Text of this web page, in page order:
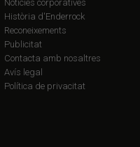
Notícies corporatives
Història d'Enderrock
Reconeixements
Publicitat
Contacta amb nosaltres
Avís legal
Política de privacitat